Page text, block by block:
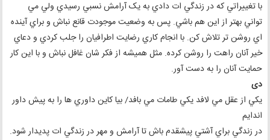
با تغييراتي که در زندگي ات دادي به يک آرامش نسبي رسيدي ولي مي
تواني بهتر از اين هم باشي. پس به وضعيت موجودت قانع نباش و براي آينده
اي روشن تر تلاش کن. با انجام کاري رضايت اطرافيان را جلب کردي و دعاي
خير آنان راهت را روشن کرده. مثل هميشه از فکر شان غافل نباش و با اين کار
حمايت آنان را به دست آور.
دی
يکي از عقل مي لافد يکي طامات مي بافد/ بيا کاين داوري ها را به پيش داور
اندايم
در زندگي براي آشتي پيشقدم باش تا آرامش و مهر در زندگي ات پديدار شود.